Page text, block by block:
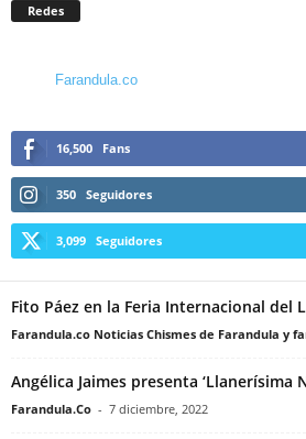
Redes
Farandula.co
16,500 Fans
350 Seguidores
3,099 Seguidores
Fito Páez en la Feria Internacional del
Farandula.co Noticias Chismes de Farandula y
Angélica Jaimes presenta ‘Llanerísima
Farandula.Co - 7 diciembre, 2022